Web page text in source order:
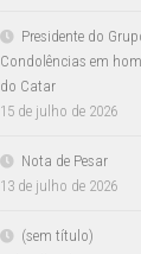
Presidente do
Condolências em
do Catar
15 de julho de 2026
Nota de Pesar
13 de julho de 2026
(sem título)